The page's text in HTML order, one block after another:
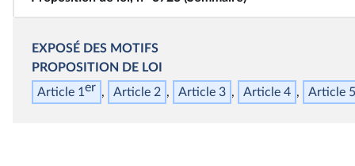
EXPOSÉ DES MOTIFS
PROPOSITION DE LOI
Article 1er Article 2 Article 3 Article 4 Article 5